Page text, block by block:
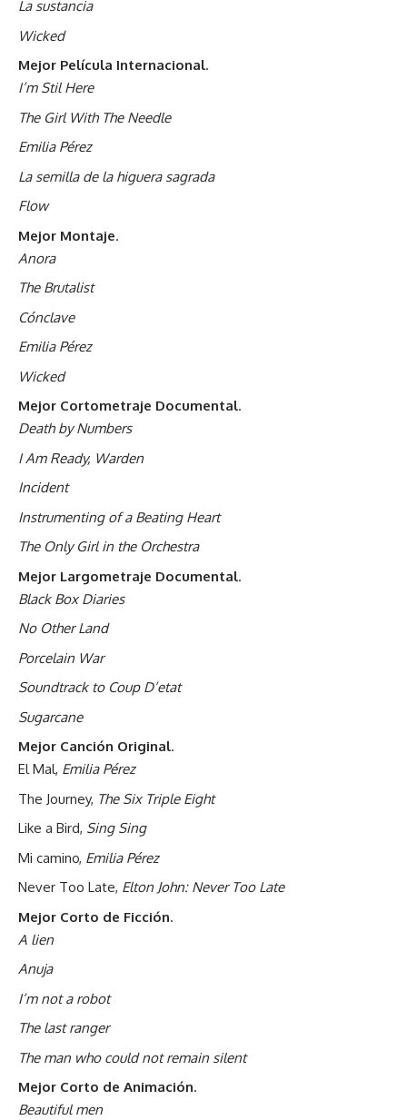
La sustancia
Wicked
Mejor Película Internacional.
I’m Stil Here
The Girl With The Needle
Emilia Pérez
La semilla de la higuera sagrada
Flow
Mejor Montaje.
Anora
The Brutalist
Cónclave
Emilia Pérez
Wicked
Mejor Cortometraje Documental.
Death by Numbers
I Am Ready, Warden
Incident
Instrumenting of a Beating Heart
The Only Girl in the Orchestra
Mejor Largometraje Documental.
Black Box Diaries
No Other Land
Porcelain War
Soundtrack to Coup D’etat
Sugarcane
Mejor Canción Original.
El Mal, Emilia Pérez
The Journey, The Six Triple Eight
Like a Bird, Sing Sing
Mi camino, Emilia Pérez
Never Too Late, Elton John: Never Too Late
Mejor Corto de Ficción.
A lien
Anuja
I’m not a robot
The last ranger
The man who could not remain silent
Mejor Corto de Animación.
Beautiful men